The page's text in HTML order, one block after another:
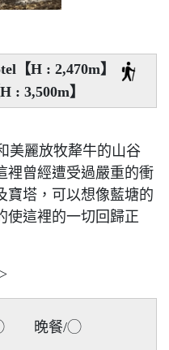
【H : 2,470m】
: 3,500m】
美麗放牧犛牛的山谷
裡曾經遭受過嚴重的衝
寶塔，可以想像藍塘的
使這裡的一切回歸正
晚餐/◯